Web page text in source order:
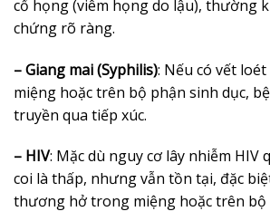
cổ họng (viêm họng do lậu), thường
chứng rõ ràng.
– Giang mai (Syphilis): Nếu có vết
miệng hoặc trên bộ phận sinh dục,
truyền qua tiếp xúc.
– HIV: Mặc dù nguy cơ lây nhiễm HIV
coi là thấp, nhưng vẫn tồn tại, đặc
thương hở trong miệng hoặc trên bộ